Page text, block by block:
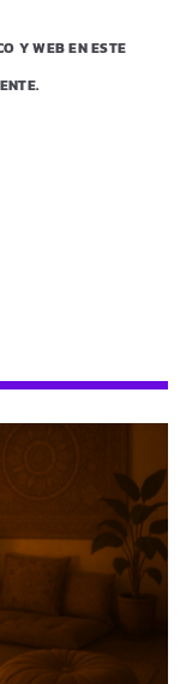
Y WEB EN ESTE